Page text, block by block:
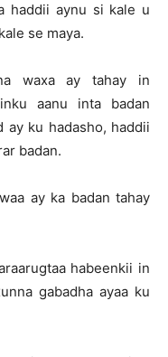
haddii aynu si kale u
se maya.
waxa ay tahay in
aanu inta badan
ay ku hadasho, haddii
badan.
ay ka badan tahay
habeenkii in
gabadha ayaa ku